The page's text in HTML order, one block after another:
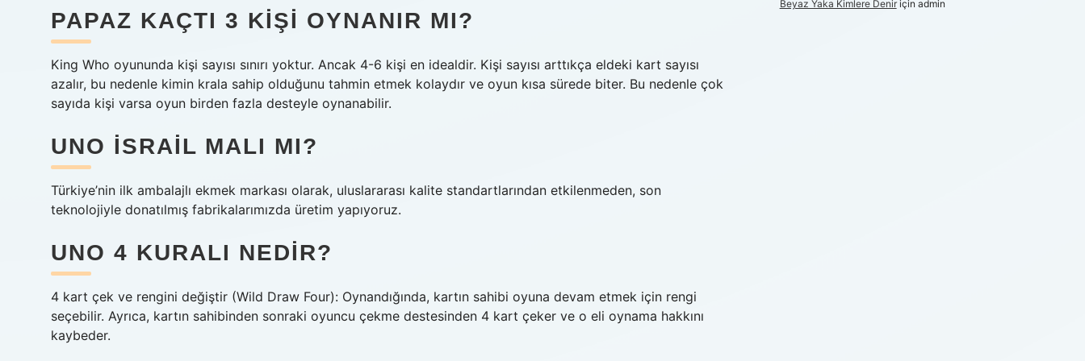
PAPAZ KAÇTI 3 KIŞI OYNANIR MI?
King Who oyununda kişi sayısı sınırı yoktur. Ancak 4-6 kişi en idealdir. Kişi sayısı arttıkça eldeki kart sayısı
azalır, bu nedenle kimin krala sahip olduğunu tahmin etmek kolaydır ve oyun kısa sürede biter. Bu nedenle çok
sayıda kişi varsa oyun birden fazla desteyle oynanabilir.
UNO İSRAIL MALI MI?
Türkiye’nin ilk ambalajlı ekmek markası olarak, uluslararası kalite standartlarından etkilenmeden, son
teknolojiyle donatılmış fabrikalarımızda üretim yapıyoruz.
UNO 4 KURALI NEDIR?
4 kart çek ve rengini değiştir (Wild Draw Four): Oynandığında, kartın sahibi oyuna devam etmek için rengi
seçebilir. Ayrıca, kartın sahibinden sonraki oyuncu çekme destesinden 4 kart çeker ve o eli oynama hakkını
kaybeder.
Beyaz Yaka Kimlere Deniriçin admin